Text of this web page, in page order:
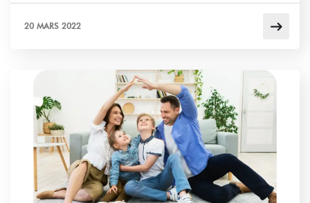
20 MARS 2022